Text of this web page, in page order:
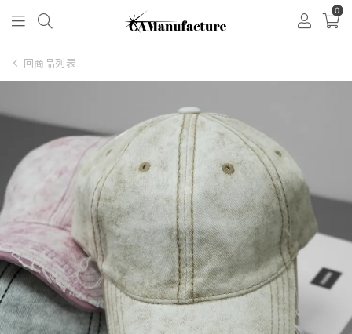
0
回商品列表